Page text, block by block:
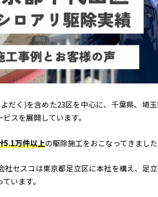
だく)を含めた23区を中心に、千葉県、埼
スを展開しています。
5.1万件以上の駆除施工をおこなってきました
社セスコは東京都足立区に本社を構え、足
います。